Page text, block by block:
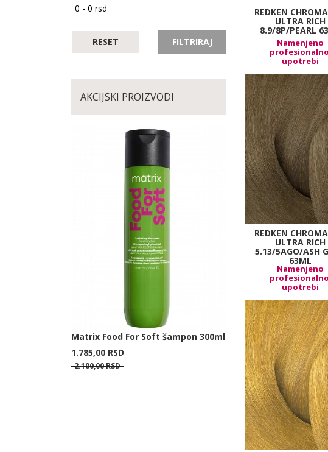
RESET FILTRIRAJ
AKCIJSKI PROIZVODI
Matrix Food For Soft šampon 300ml
1.785,00 RSD
2.100,00RSD
REDKEN
ULTRA RICH
8.9/8P/PEARL
Namenjeno
upotrebi
REDKEN
ULTRA RICH
5.13/5AGO/ASH
63ML
Namenjeno
upotrebi